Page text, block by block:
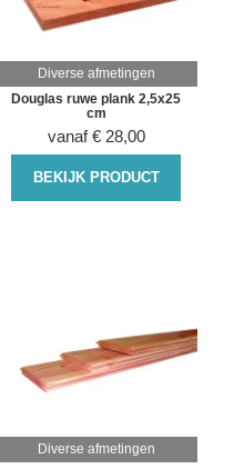
Diverse afmetingen
Douglas ruwe plank 2,5x25
cm
vanaf € 28,00
BEKIJK PRODUCT
Diverse afmetingen